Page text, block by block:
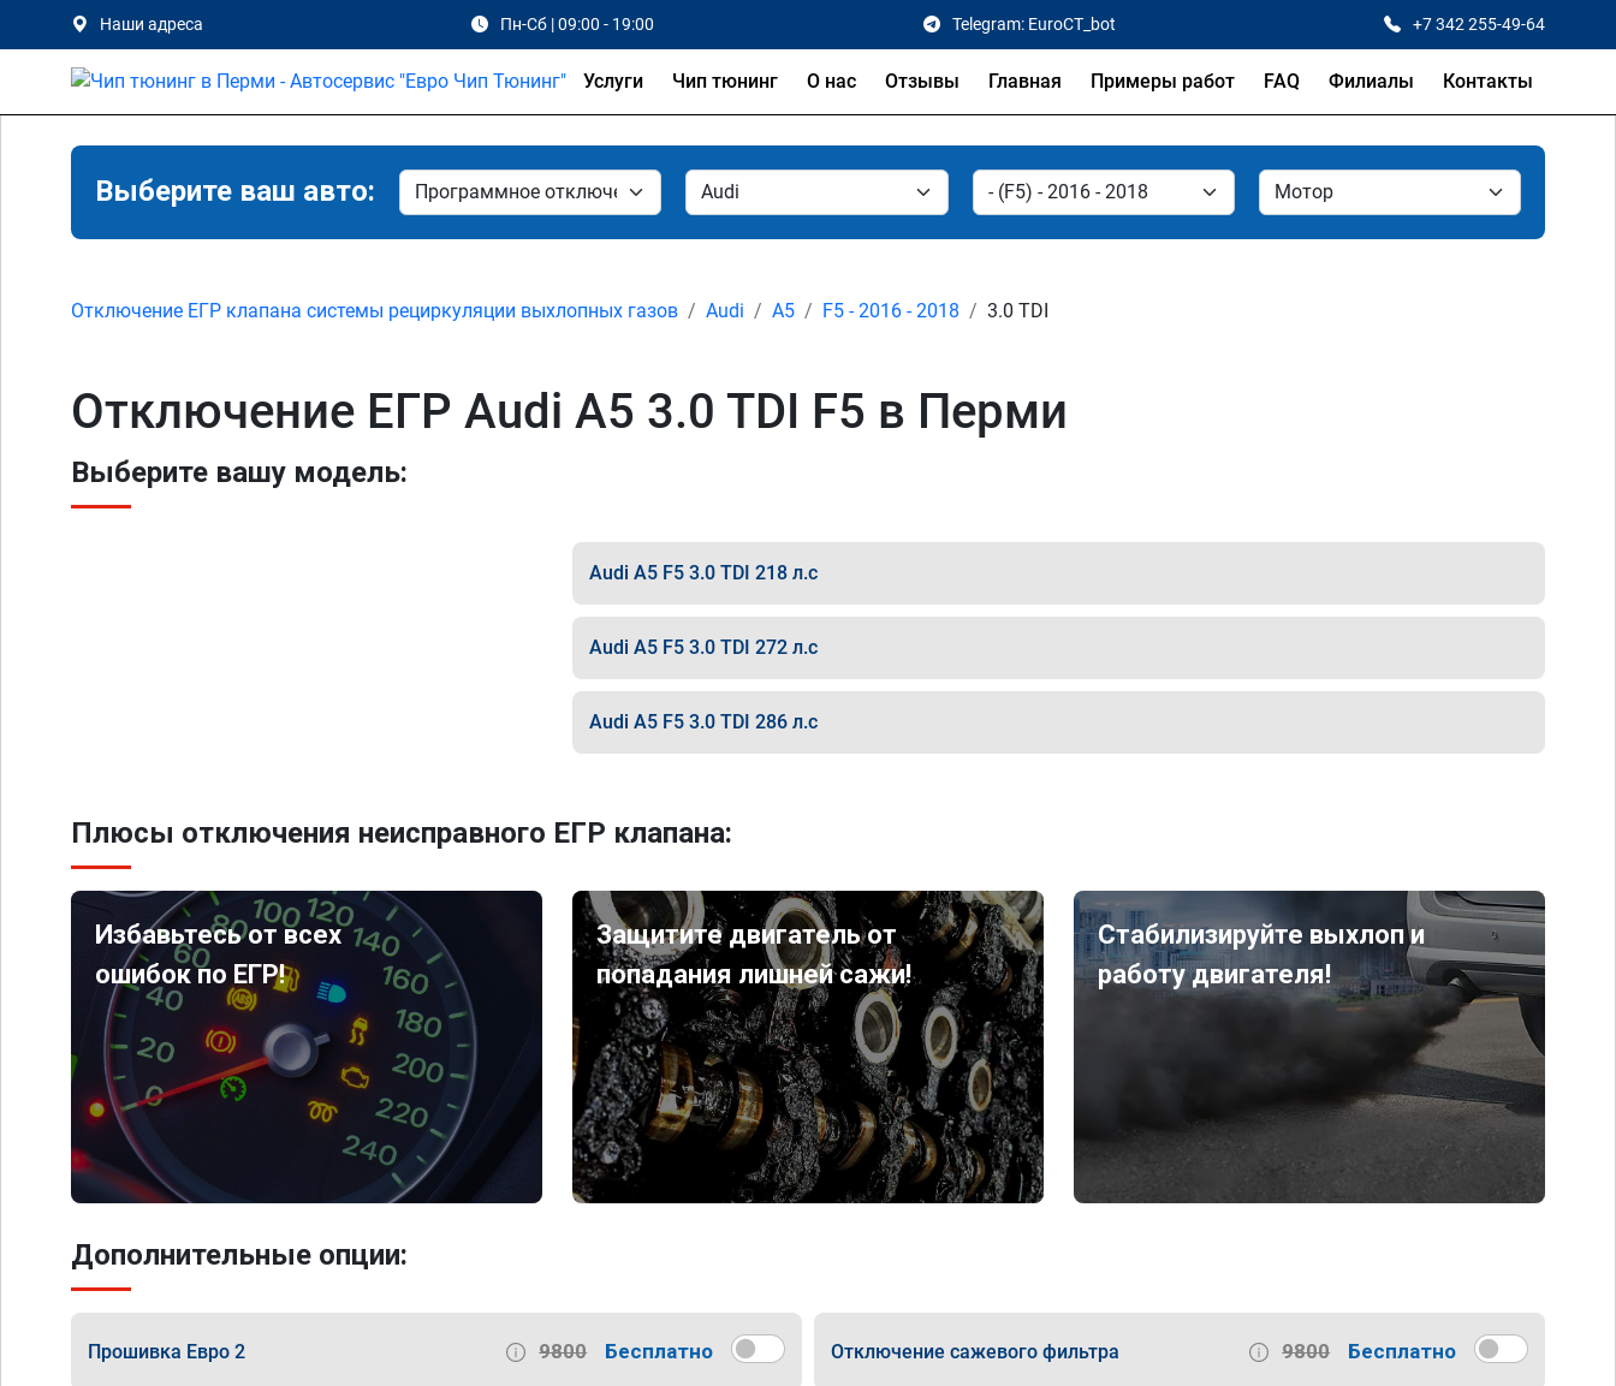
Наши адреса Пн-Сб | 09:00 - 19:00 Telegram: EuroCT_bot +7 342 255-49-64
Услуги Чип тюнинг О нас Отзывы Главная Примеры работ FAQ Филиалы Контакты
Выберите ваш авто:
Отключение ЕГР клапана системы рециркуляции выхлопных газов Audi A5 F5 - 2016 - 2018 3.0 TDI
Отключение ЕГР Audi A5 3.0 TDI F5 в Перми
Выберите вашу модель:
Audi A5 F5 3.0 TDI 218 л.с
Audi A5 F5 3.0 TDI 272 л.с
Audi A5 F5 3.0 TDI 286 л.с
Плюсы отключения неисправного ЕГР клапана:
Избавьтесь от всех
ошибок по ЕГР!
Защитите двигатель от
попадания лишней сажи!
Стабилизируйте выхлоп и
работу двигателя!
Дополнительные опции:
Прошивка Евро 2 9800 Бесплатно Отключение сажевого фильтра 9800 Бесплатно